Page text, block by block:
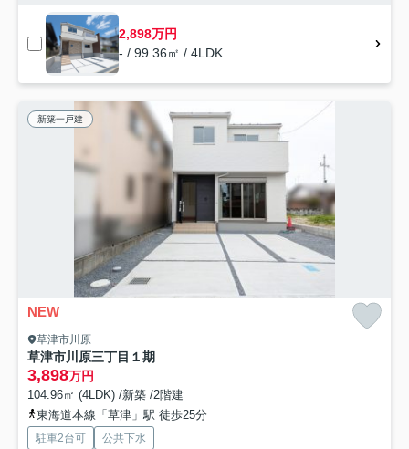
2,898万円
- / 99.36㎡ / 4LDK
新築一戸建
NEW
草津市川原
草津市川原三丁目１期
3,898万円
104.96㎡ (4LDK) /新築 /2階建
東海道本線「草津」駅 徒歩25分
駐車2台可 公共下水